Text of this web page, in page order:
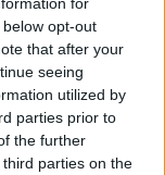
opt-out
that after your
seeing
utilized by
parties prior to
the further
parties on the
– Bogi újra
úgy tűnik,